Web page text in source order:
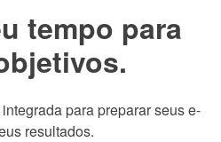
tempo para
para preparar seus e-
resultados.